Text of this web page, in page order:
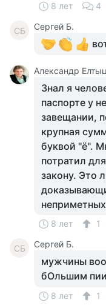
8 лет 4
СБ Сергей Б.
Александр
Знал я
паспорте у
завещании,
крупная
буквой "ё".
потратил
закону. Это
8 лет 1
СБ Сергей Б.
мужчины
бОльшим
8 лет
1